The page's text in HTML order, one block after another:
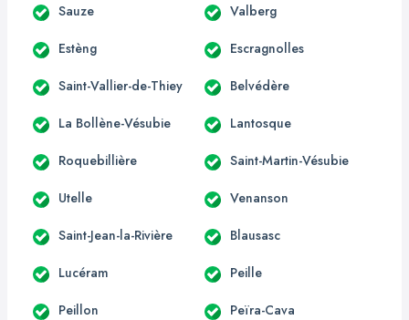
Sauze Valberg
Estèng Escragnolles
Saint-Vallier-de-Thiey Belvédère
La Bollène-Vésubie Lantosque
Roquebillière Saint-Martin-Vésubie
Utelle Venanson
Saint-Jean-la-Rivière Blausasc
Lucéram Peille
Peillon Peïra-Cava